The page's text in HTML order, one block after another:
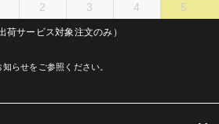
2 3 4 5
荷サービス対象注文のみ）
らせをご参照ください。